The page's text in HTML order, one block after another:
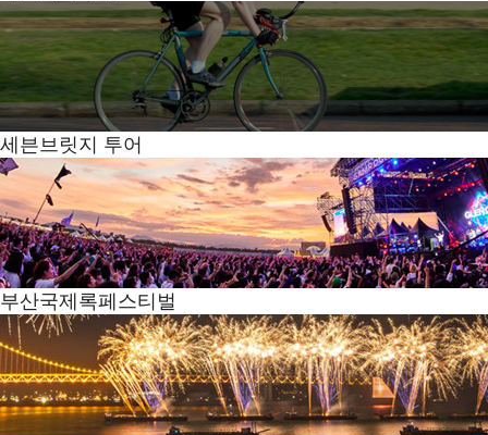
세븐브릿지 투어
부산국제록페스티벌